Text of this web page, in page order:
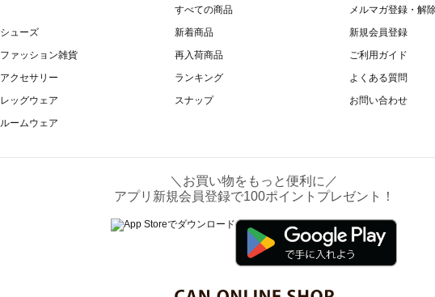
シューズ
ファッション雑貨
アクセサリー
レッグウェア
ルームウェア
すべての商品
新着商品
再入荷商品
ランキング
スナップ
メルマガ登録・解
新規会員登録
ご利用ガイド
よくある質問
お問い合わせ
＼お買い物をもっと便利に／
アプリ新規会員登録で100ポイントプレゼント！